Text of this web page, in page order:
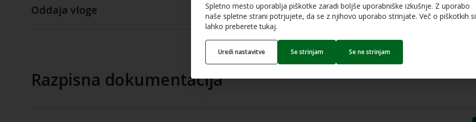
Oddaja vloge
Razpisna dokumentacija
Spletno mesto uporablja piškotke zaradi boljše uporabniške izkušnje. Z uporabo
naše spletne strani potrjujete, da se z njihovo uporabo strinjate. Več o piškotkih si
lahko preberete tukaj.
Uredi nastavitve Se strinjam Se ne strinjam